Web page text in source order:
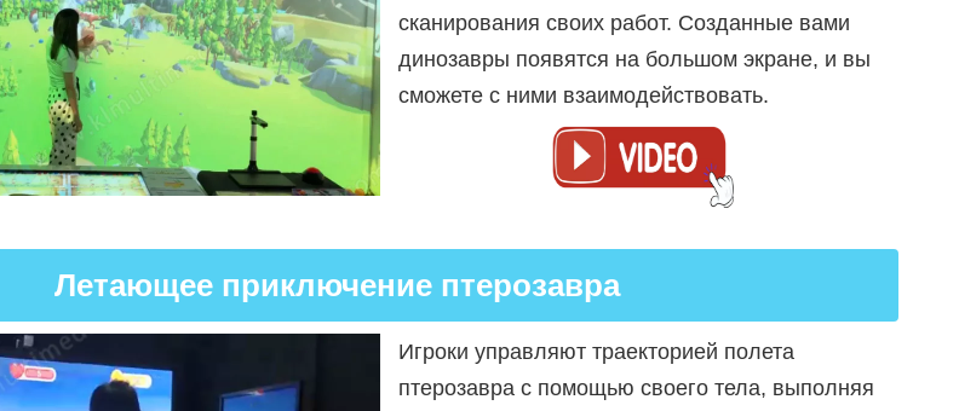
сканирования своих работ. Созданные вами
динозавры появятся на большом экране, и вы
сможете с ними взаимодействовать.
Летающее приключение птерозавра
Игроки управляют траекторией полета
птерозавра с помощью своего тела, выполняя